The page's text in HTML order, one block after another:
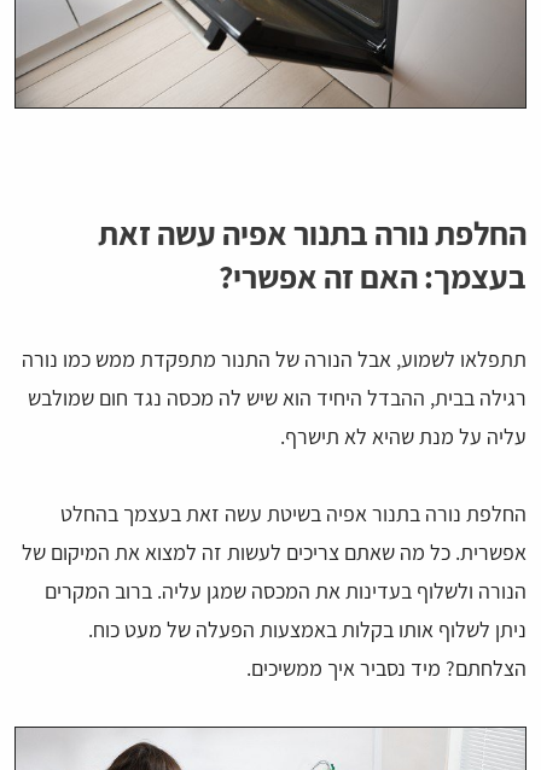
החלפת נורה בתנור אפיה עשה זאת
בעצמך: האם זה אפשרי?
תתפלאו לשמוע, אבל הנורה של התנור מתפקדת ממש כמו נורה
רגילה בבית, ההבדל היחיד הוא שיש לה מכסה נגד חום שמולבש
עליה על מנת שהיא לא תישרף.
החלפת נורה בתנור אפיה בשיטת עשה זאת בעצמך בהחלט
אפשרית. כל מה שאתם צריכים לעשות זה למצוא את המיקום של
הנורה ולשלוף בעדינות את המכסה שמגן עליה. ברוב המקרים
ניתן לשלוף אותו בקלות באמצעות הפעלה של מעט כוח.
הצלחתם? מיד נסביר איך ממשיכים.